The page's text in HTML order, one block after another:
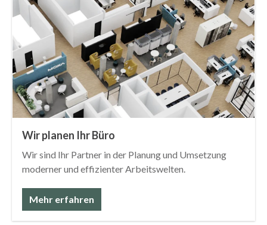
Wir planen Ihr Büro
Wir sind Ihr Partner in der Planung und Umsetzung
moderner und effizienter Arbeitswelten.
Mehr erfahren